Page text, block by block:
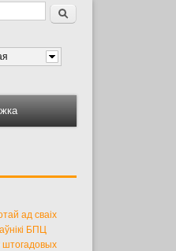
пошуку
Пошук
ад сваіх
БПЦ
штогадовых